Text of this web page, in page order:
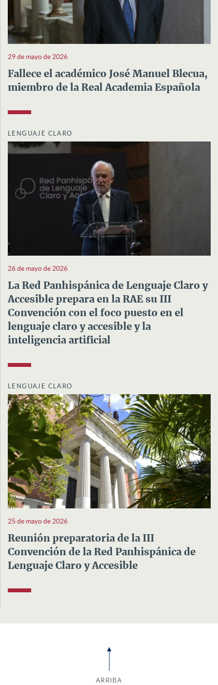
29 de mayo de 2026
Fallece el académico José Manuel Blecua,
miembro de la Real Academia Española
LENGUAJE CLARO
26 de mayo de 2026
La Red Panhispánica de Lenguaje Claro y
Accesible prepara en la RAE su III
Convención con el foco puesto en el
lenguaje claro y accesible y la
inteligencia artificial
LENGUAJE CLARO
25 de mayo de 2026
Reunión preparatoria de la III
Convención de la Red Panhispánica de
Lenguaje Claro y Accesible
ARRIBA